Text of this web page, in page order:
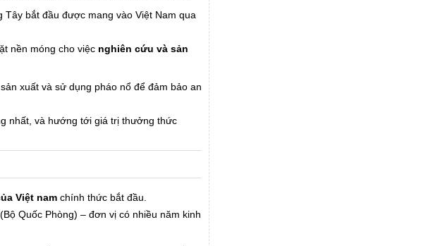
bắt đầu được mang vào Việt Nam qua
nền móng cho việc nghiên cứu và sản
xuất và sử dụng pháo nổ để đảm bảo an
nhất, và hướng tới giá trị thưởng thức
Việt nam chính thức bắt đầu.
Quốc Phòng) – đơn vị có nhiều năm kinh